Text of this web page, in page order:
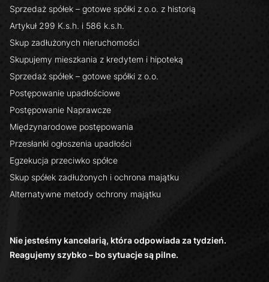
Nie jesteśmy kancelarią, która odpowiada za tydzień.
Reagujemy szybko – bo sytuacje są pilne.
Sprzedaż spółek – gotowe spółki z o.o. z historią
Artykuł 299 K.s.h. i 586 k.s.h.
Skup zadłużonych nieruchomości
Skupujemy mieszkania z kredytem i hipoteką
Sprzedaż spółek – gotowe spółki z o.o.
Postępowanie upadłościowe
Postępowanie Naprawcze
Międzynarodowe postępowania
Przesłanki ogłoszenia upadłości
Egzekucja przeciwko spółce
Skup spółek zadłużonych i ochrona majątku
Alternatywne metody ochrony majątku